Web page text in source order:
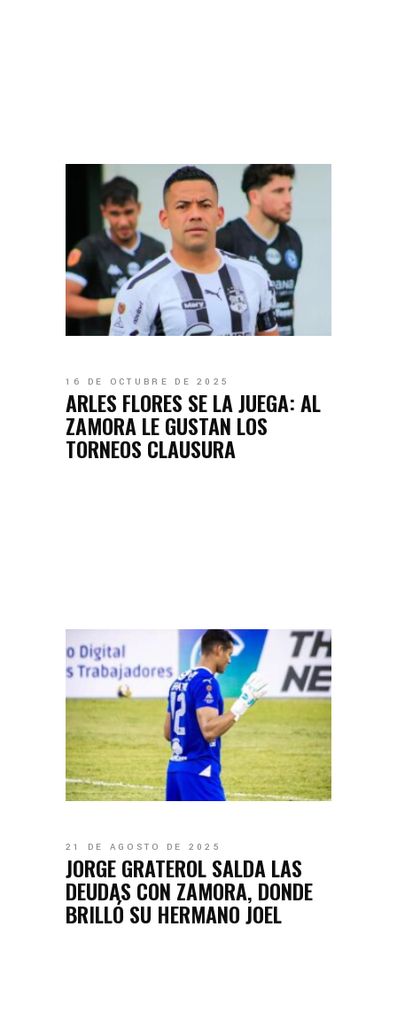
16 DE OCTUBRE DE 2025
ARLES FLORES SE LA JUEGA: AL
ZAMORA LE GUSTAN LOS
TORNEOS CLAUSURA
21 DE AGOSTO DE 2025
JORGE GRATEROL SALDA LAS
DEUDAS CON ZAMORA, DONDE
BRILLÓ SU HERMANO JOEL